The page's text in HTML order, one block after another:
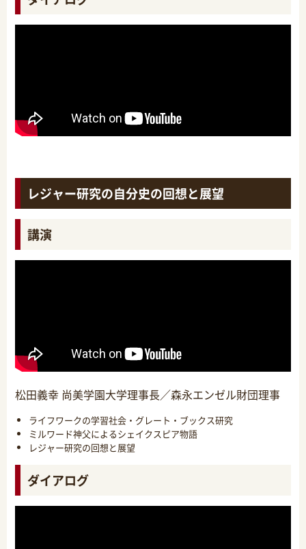
レジャー研究の自分史の回想と展望
講演
松田義幸 尚美学園大学理事長／森永エンゼル財団理事
ライフワークの学習社会・グレート・ブックス研究
ミルワード神父によるシェイクスピア物語
レジャー研究の回想と展望
ダイアログ